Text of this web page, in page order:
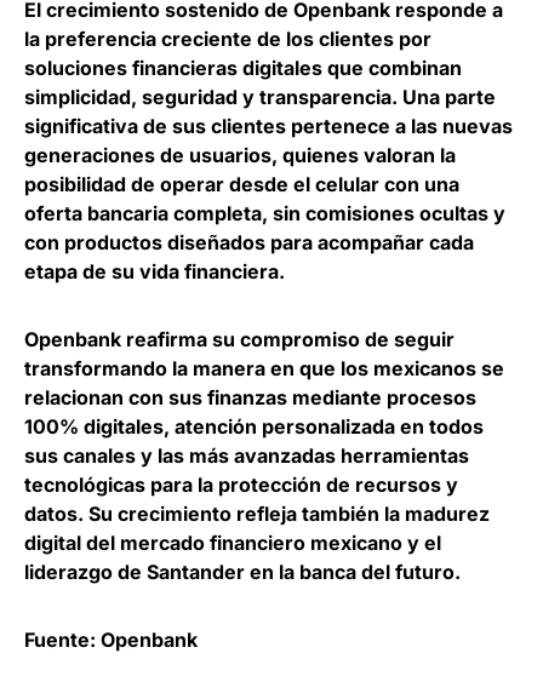
El crecimiento sostenido de Openbank responde a
la preferencia creciente de los clientes por
soluciones financieras digitales que combinan
simplicidad, seguridad y transparencia. Una parte
significativa de sus clientes pertenece a las nuevas
generaciones de usuarios, quienes valoran la
posibilidad de operar desde el celular con una
oferta bancaria completa, sin comisiones ocultas y
con productos diseñados para acompañar cada
etapa de su vida financiera.
Openbank reafirma su compromiso de seguir
transformando la manera en que los mexicanos se
relacionan con sus finanzas mediante procesos
100% digitales, atención personalizada en todos
sus canales y las más avanzadas herramientas
tecnológicas para la protección de recursos y
datos. Su crecimiento refleja también la madurez
digital del mercado financiero mexicano y el
liderazgo de Santander en la banca del futuro.
Fuente: Openbank